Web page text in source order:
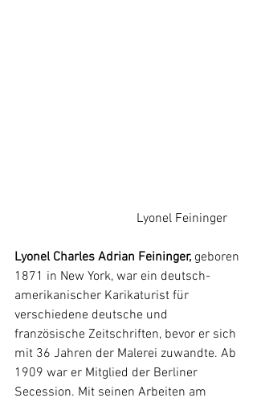
        Lyonel Feininger
Lyonel Charles Adrian Feininger, geboren
1871 in New York, war ein deutsch-
amerikanischer Karikaturist für
verschiedene deutsche und
französische Zeitschriften, bevor er sich
mit 36 Jahren der Malerei zuwandte. Ab
1909 war er Mitglied der Berliner
Secession. Mit seinen Arbeiten am